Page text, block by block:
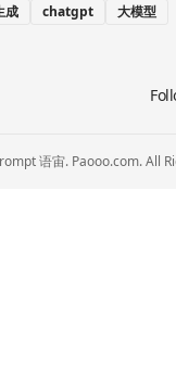
成 chatgpt 大模型
语宙. Paooo.com. All